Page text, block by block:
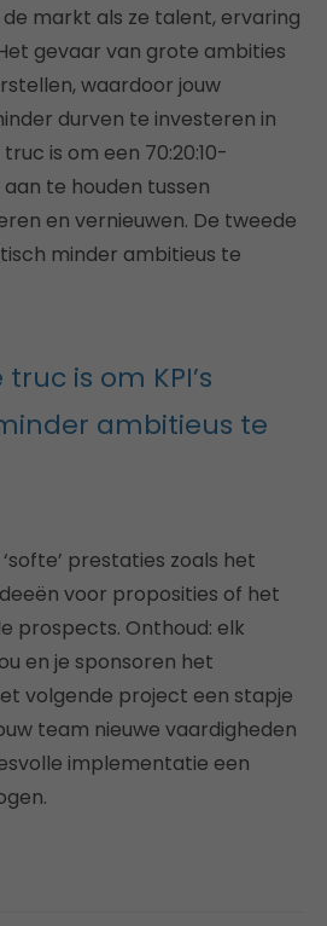
markt als ze talent, ervaring
gevaar van grote ambities
waardoor jouw
durven te investeren in
is om een 70:20:10-
te houden tussen
en vernieuwen. De tweede
minder ambitieus te
is om KPI’s
ambitieus te
prestaties zoals het
voor proposities of het
prospects. Onthoud: elk
en je sponsoren het
volgende project een stapje
team nieuwe vaardigheden
implementatie een